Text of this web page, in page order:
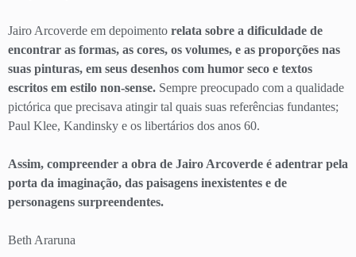
Jairo Arcoverde em depoimento relata sobre a dificuldade de
encontrar as formas, as cores, os volumes, e as proporções nas
suas pinturas, em seus desenhos com humor seco e textos
escritos em estilo non-sense. Sempre preocupado com a qualidade
pictórica que precisava atingir tal quais suas referências fundantes;
Paul Klee, Kandinsky e os libertários dos anos 60.
Assim, compreender a obra de Jairo Arcoverde é adentrar pela
porta da imaginação, das paisagens inexistentes e de
personagens surpreendentes.
Beth Araruna